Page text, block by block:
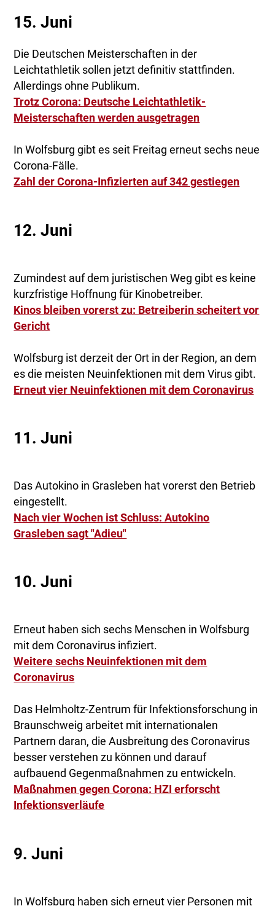
15. Juni
Die Deutschen Meisterschaften in der
Leichtathletik sollen jetzt definitiv stattfinden.
Allerdings ohne Publikum.
Trotz Corona: Deutsche Leichtathletik-
Meisterschaften werden ausgetragen
In Wolfsburg gibt es seit Freitag erneut sechs neue
Corona-Fälle.
Zahl der Corona-Infizierten auf 342 gestiegen
12. Juni
Zumindest auf dem juristischen Weg gibt es keine
kurzfristige Hoffnung für Kinobetreiber.
Kinos bleiben vorerst zu: Betreiberin scheitert vor
Gericht
Wolfsburg ist derzeit der Ort in der Region, an dem
es die meisten Neuinfektionen mit dem Virus gibt.
Erneut vier Neuinfektionen mit dem Coronavirus
11. Juni
Das Autokino in Grasleben hat vorerst den Betrieb
eingestellt.
Nach vier Wochen ist Schluss: Autokino
Grasleben sagt "Adieu"
10. Juni
Erneut haben sich sechs Menschen in Wolfsburg
mit dem Coronavirus infiziert.
Weitere sechs Neuinfektionen mit dem
Coronavirus
Das Helmholtz-Zentrum für Infektionsforschung in
Braunschweig arbeitet mit internationalen
Partnern daran, die Ausbreitung des Coronavirus
besser verstehen zu können und darauf
aufbauend Gegenmaßnahmen zu entwickeln.
Maßnahmen gegen Corona: HZI erforscht
Infektionsverläufe
9. Juni
In Wolfsburg haben sich erneut vier Personen mit